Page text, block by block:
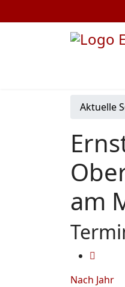
Aktuelle
am
Nach Jahr